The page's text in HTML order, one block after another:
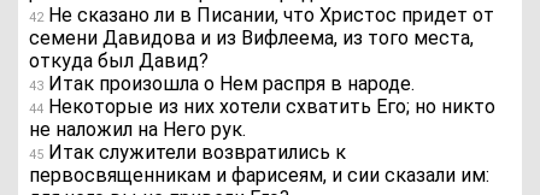
42Не сказано ли в Писании, что Христос придет от
семени Давидова и из Вифлеема, из того места,
откуда был Давид?
43 Итак произошла о Нем распря в народе.
44 Некоторые из них хотели схватить Его; но никто
не наложил на Него рук.
45 Итак служители возвратились к
первосвященникам и фарисеям, и сии сказали им: